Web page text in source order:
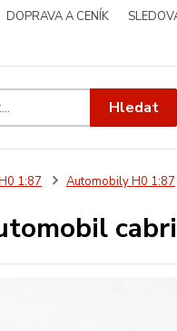
DOPRAVA A CENÍK
Hledat
1:87 Automobily H0 1:87